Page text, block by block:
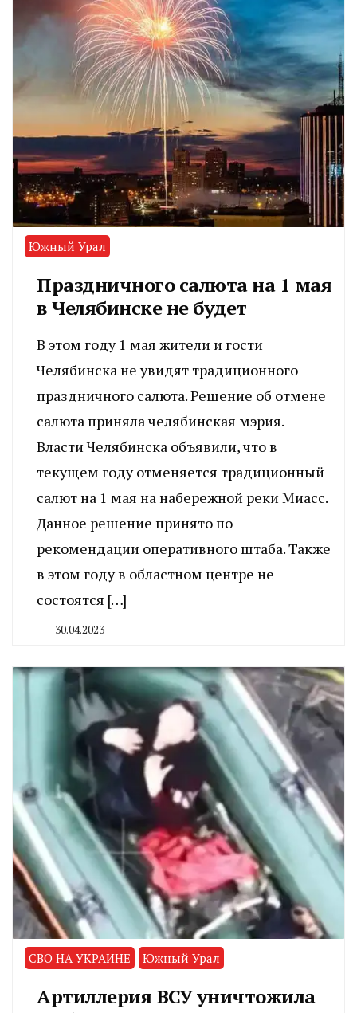
Южный Урал
Праздничного салюта на 1 мая
в Челябинске не будет
В этом году 1 мая жители и гости
Челябинска не увидят традиционного
праздничного салюта. Решение об отмене
салюта приняла челябинская мэрия.
Власти Челябинска объявили, что в
текущем году отменяется традиционный
салют на 1 мая на набережной реки Миасс.
Данное решение принято по
рекомендации оперативного штаба. Также
в этом году в областном центре не
состоятся […]
30.04.2023
СВО НА УКРАИНЕ Южный Урал
Артиллерия ВСУ уничтожила